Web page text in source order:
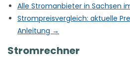
Alle Stromanbieter in Sachsen
Strompreisvergleich: aktuelle
Anleitung →
Stromrechner